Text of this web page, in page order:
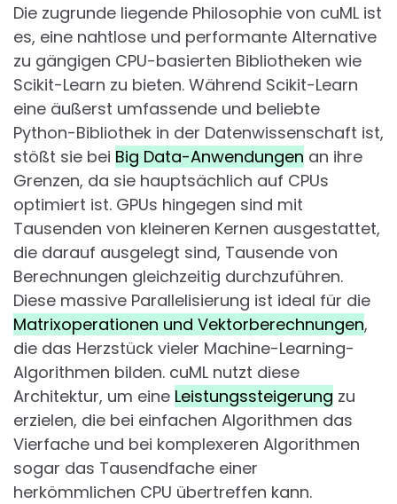
Die zugrunde liegende Philosophie von cuML ist
es, eine nahtlose und performante Alternative
zu gängigen CPU-basierten Bibliotheken wie
Scikit-Learn zu bieten. Während Scikit-Learn
eine äußerst umfassende und beliebte
Python-Bibliothek in der Datenwissenschaft ist,
stößt sie bei Big Data-Anwendungen an ihre
Grenzen, da sie hauptsächlich auf CPUs
optimiert ist. GPUs hingegen sind mit
Tausenden von kleineren Kernen ausgestattet,
die darauf ausgelegt sind, Tausende von
Berechnungen gleichzeitig durchzuführen.
Diese massive Parallelisierung ist ideal für die
Matrixoperationen und Vektorberechnungen,
die das Herzstück vieler Machine-Learning-
Algorithmen bilden. cuML nutzt diese
Architektur, um eine Leistungssteigerung zu
erzielen, die bei einfachen Algorithmen das
Vierfache und bei komplexeren Algorithmen
sogar das Tausendfache einer
herkömmlichen CPU übertreffen kann.